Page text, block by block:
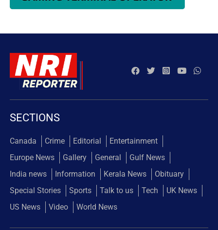
SECTIONS
Canada Crime Editorial
Entertainment
Europe News
Gallery General
Gulf News
India news
Information Kerala News
Obituary
Special Stories
Sports Talk to us Tech
UK News
US News
Video World News